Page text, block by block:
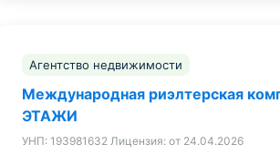
Агентство недвижимости
Международная риэлтерская
ЭТАЖИ
УНП: 193981632 Лицензия: от 24.04.2026